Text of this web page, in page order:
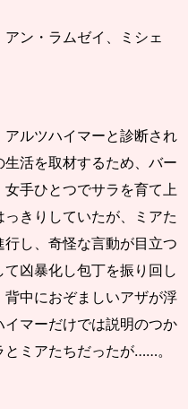
ン・ラムゼイ、ミシェ
ルツハイマーと診断され
活を取材するため、バー
手ひとつでサラを育て上
きりしていたが、ミアた
し、奇怪な言動が目立つ
凶暴化し包丁を振り回し
中におぞましいアザが浮
マーだけでは説明のつか
ミアたちだったが……。